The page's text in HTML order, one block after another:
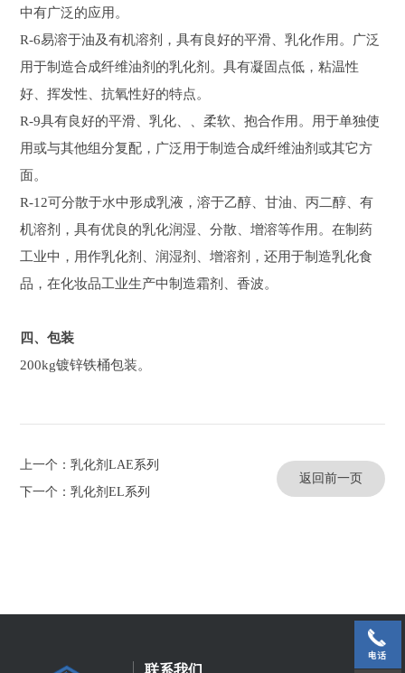
中有广泛的应用。
R-6易溶于油及有机溶剂，具有良好的平滑、乳化作用。广泛
用于制造合成纤维油剂的乳化剂。具有凝固点低，粘温性
好、挥发性、抗氧性好的特点。
R-9具有良好的平滑、乳化、、柔软、抱合作用。用于单独使
用或与其他组分复配，广泛用于制造合成纤维油剂或其它方
面。
R-12可分散于水中形成乳液，溶于乙醇、甘油、丙二醇、有
机溶剂，具有优良的乳化润湿、分散、增溶等作用。在制药
工业中，用作乳化剂、润湿剂、增溶剂，还用于制造乳化食
品，在化妆品工业生产中制造霜剂、香波。
四、包装
200kg镀锌铁桶包装。
上一个：乳化剂LAE系列
下一个：乳化剂EL系列
返回前一页
联系我们